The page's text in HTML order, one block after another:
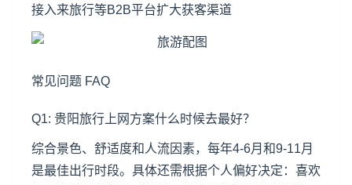
接入来旅行等B2B平台扩大获客渠道
常见问题 FAQ
Q1: 贵阳旅行上网方案什么时候去最好？
综合景色、舒适度和人流因素，每年4-6月和9-11月
是最佳出行时段。具体还需根据个人偏好决定：喜欢